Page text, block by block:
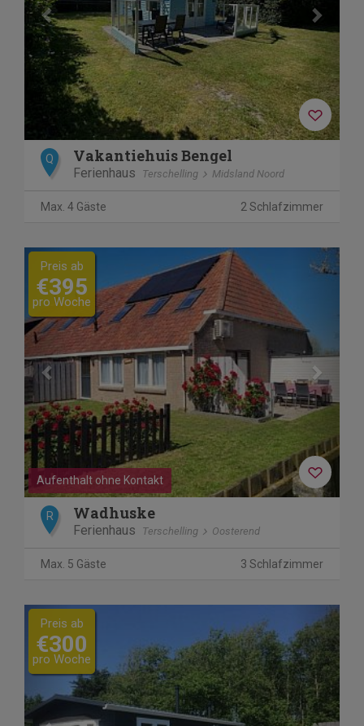
Q Vakantiehuis Bengel
Ferienhaus Terschelling Midsland Noord
Max. 4 Gäste 2 Schlafzimmer
Previous Next
Aufenthalt ohne Kontakt
Preis ab
€395
pro Woche
R Wadhuske
Ferienhaus Terschelling Oosterend
Max. 5 Gäste 3 Schlafzimmer
Previous Next
Preis ab
€300
pro Woche